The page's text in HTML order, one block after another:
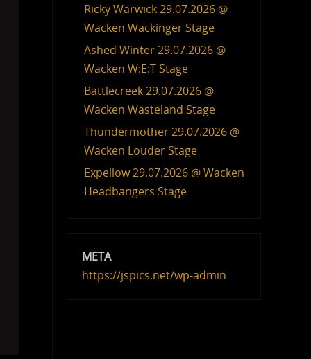
Ricky Warwick 29.07.2026 @
Wacken Wackinger Stage
Ashed Winter 29.07.2026 @
Wacken W:E:T Stage
Battlecreek 29.07.2026 @
Wacken Wasteland Stage
Thundermother 29.07.2026 @
Wacken Louder Stage
Expellow 29.07.2026 @ Wacken
Headbangers Stage
META
https://jspics.net/wp-admin